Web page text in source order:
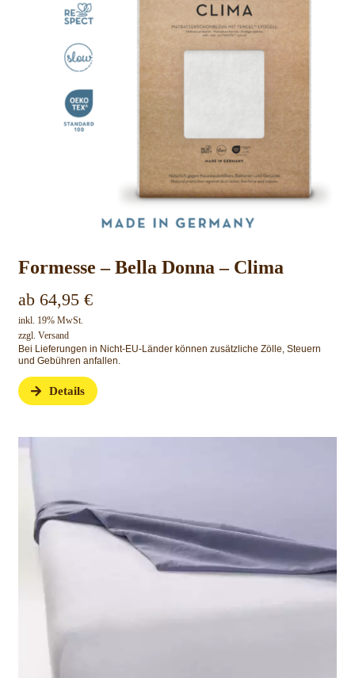
Formesse – Bella Donna – Clima
ab 64,95 €
inkl. 19% MwSt.
zzgl. Versand
Bei Lieferungen in Nicht-EU-Länder können zusätzliche Zölle, Steuern
und Gebühren anfallen.
Details